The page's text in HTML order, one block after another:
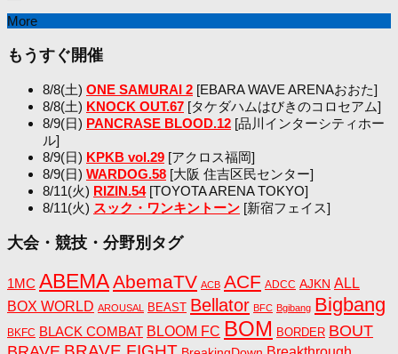
More
もうすぐ開催
8/8(土) ONE SAMURAI 2 [EBARA WAVE ARENAおおた]
8/8(土) KNOCK OUT.67 [タケダハムはびきのコロセアム]
8/9(日) PANCRASE BLOOD.12 [品川インターシティホー
ル]
8/9(日) KPKB vol.29 [アクロス福岡]
8/9(日) WARDOG.58 [大阪 住吉区民センター]
8/11(火) RIZIN.54[TOYOTA ARENA TOKYO]
8/11(火) スック・ワンキントーン [新宿フェイス]
大会・競技・分野別タグ
1MC ABEMAAbemaTV ACB ACF ADCC AJKN ALL
BOX WORLD AROUSAL BEAST Bellator BFC Bgibang Bigbang
BKFC BLACK COMBAT BLOOM FC BOM BORDER BOUT